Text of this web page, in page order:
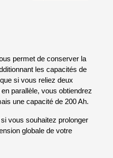
permet de conserver la
les capacités de
si vous reliez deux
parallèle, vous obtiendrez
une capacité de 200 Ah.
vous souhaitez prolonger
globale de votre